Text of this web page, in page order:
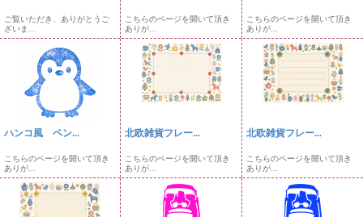
ご覧いただき、ありがとうご
ざいま...
こちらのページを開いて頂き
ありが...
こちらのページを開いて頂き
ありが...
ハンコ風 ペン...
こちらのページを開いて頂き
ありが...
北欧雑貨フレー...
こちらのページを開いて頂き
ありが...
北欧雑貨フレー...
こちらのページを開いて頂き
ありが...